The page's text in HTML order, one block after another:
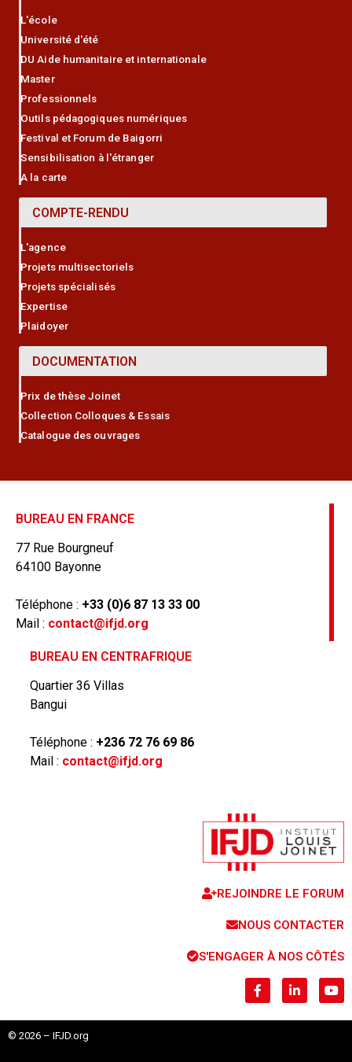
L'école
Université d'été
DU Aide humanitaire et internationale
Master
Professionnels
Outils pédagogiques numériques
Festival et Forum de Baigorri
Sensibilisation à l'étranger
A la carte
COMPTE-RENDU
L'agence
Projets multisectoriels
Projets spécialisés
Expertise
Plaidoyer
DOCUMENTATION
Prix de thèse Joinet
Collection Colloques & Essais
Catalogue des ouvrages
BUREAU EN FRANCE
77 Rue Bourgneuf
64100 Bayonne
Téléphone : +33 (0)6 87 13 33 00
Mail : contact@ifjd.org
BUREAU EN CENTRAFRIQUE
Quartier 36 Villas
Bangui
Téléphone : +236 72 76 69 86
Mail : contact@ifjd.org
REJOINDRE LE FORUM
NOUS CONTACTER
S'ENGAGER À NOS CÔTÉS
© 2026 – IFJD.org